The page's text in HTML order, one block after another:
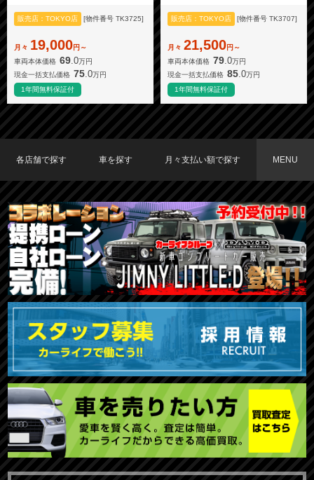
販売店：TOKYO店 [物件番号 TK3725]
月々 19,000円～
車両本体価格 69.0万円
現金一括支払価格 75 .0万円
1年間無料保証付
販売店：TOKYO店 [物件番号 TK3707]
月々 21,500円～
車両本体価格 79.0万円
現金一括支払価格 85 .0万円
1年間無料保証付
各店舗で探す
TOKYO店在庫車両
大阪店在庫車両
福岡店在庫車両
車を探す
車種で探す
メーカーで探す
月々支払い額で探す
〜19,999円
20,000円〜29,999円
30,000円〜39,999円
40,000円〜49,999円
50,000円〜
MENU